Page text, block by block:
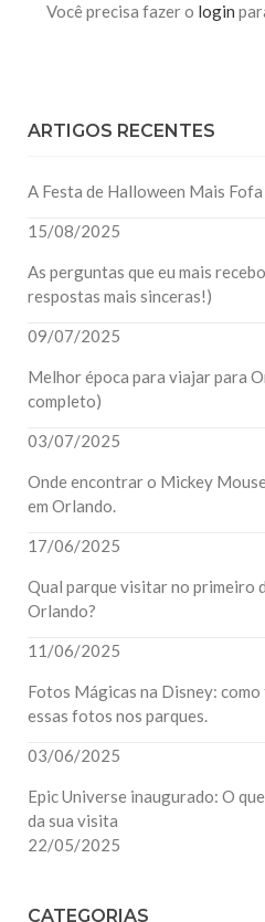
Você precisa fazer o login
ARTIGOS RECENTES
A Festa de Halloween Mais
15/08/2025
As perguntas que eu mais
respostas mais sinceras!)
09/07/2025
Melhor época para viajar para
completo)
03/07/2025
Onde encontrar o Mickey
em Orlando.
17/06/2025
Qual parque visitar no primeiro
Orlando?
11/06/2025
Fotos Mágicas na Disney:
essas fotos nos parques.
03/06/2025
Epic Universe inaugurado: O
da sua visita
22/05/2025
CATEGORIAS